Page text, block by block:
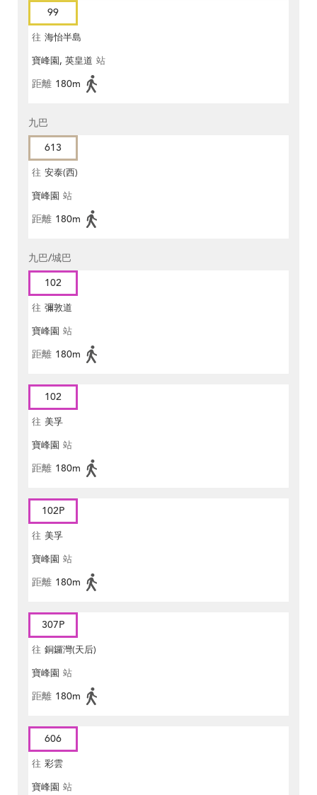
99
往 海怡半島
寶峰園, 英皇道 站
距離 180m
九巴
613
往 安泰(西)
寶峰園 站
距離 180m
九巴/城巴
102
往 彌敦道
寶峰園 站
距離 180m
102
往 美孚
寶峰園 站
距離 180m
102P
往 美孚
寶峰園 站
距離 180m
307P
往 銅鑼灣(天后)
寶峰園 站
距離 180m
606
往 彩雲
寶峰園 站